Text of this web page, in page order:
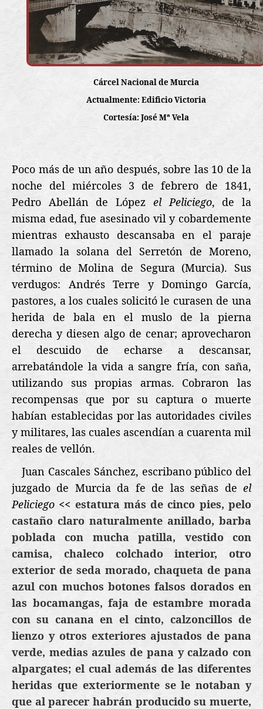
Cárcel Nacional de Murcia
Actualmente: Edificio Victoria
Cortesía: José Mª Vela
Poco más de un año después, sobre las 10 de la
noche del miércoles 3 de febrero de 1841,
Pedro Abellán de López el Peliciego, de la
misma edad, fue asesinado vil y cobardemente
mientras exhausto descansaba en el paraje
llamado la solana del Serretón de Moreno,
término de Molina de Segura (Murcia). Sus
verdugos: Andrés Terre y Domingo García,
pastores, a los cuales solicitó le curasen de una
herida de bala en el muslo de la pierna
derecha y diesen algo de cenar; aprovecharon
el descuido de echarse a descansar,
arrebatándole la vida a sangre fría, con saña,
utilizando sus propias armas. Cobraron las
recompensas que por su captura o muerte
habían establecidas por las autoridades civiles
y militares, las cuales ascendían a cuarenta mil
reales de vellón.
Juan Cascales Sánchez, escribano público del
juzgado de Murcia da fe de las señas de el
Peliciego << estatura más de cinco pies, pelo
castaño claro naturalmente anillado, barba
poblada con mucha patilla, vestido con
camisa, chaleco colchado interior, otro
exterior de seda morado, chaqueta de pana
azul con muchos botones falsos dorados en
las bocamangas, faja de estambre morada
con su canana en el cinto, calzoncillos de
lienzo y otros exteriores ajustados de pana
verde, medias azules de pana y calzado con
alpargates; el cual además de las diferentes
heridas que exteriormente se le notaban y
que al parecer habrán producido su muerte,